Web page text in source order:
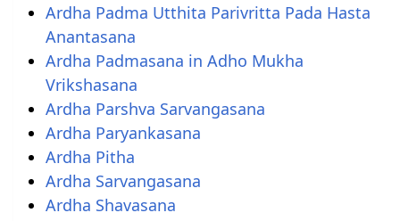
Ardha Padma Utthita Parivritta Pada Hasta
Anantasana
Ardha Padmasana in Adho Mukha
Vrikshasana
Ardha Parshva Sarvangasana
Ardha Paryankasana
Ardha Pitha
Ardha Sarvangasana
Ardha Shavasana